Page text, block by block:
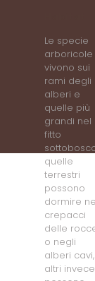
Le specie
arboricole
vivono sui
rami degli
alberi e
quelle più
grandi nel
fitto
quelle
terrestri
possono
dormire
crepacci
delle
o negli
alberi cavi,
altri invece